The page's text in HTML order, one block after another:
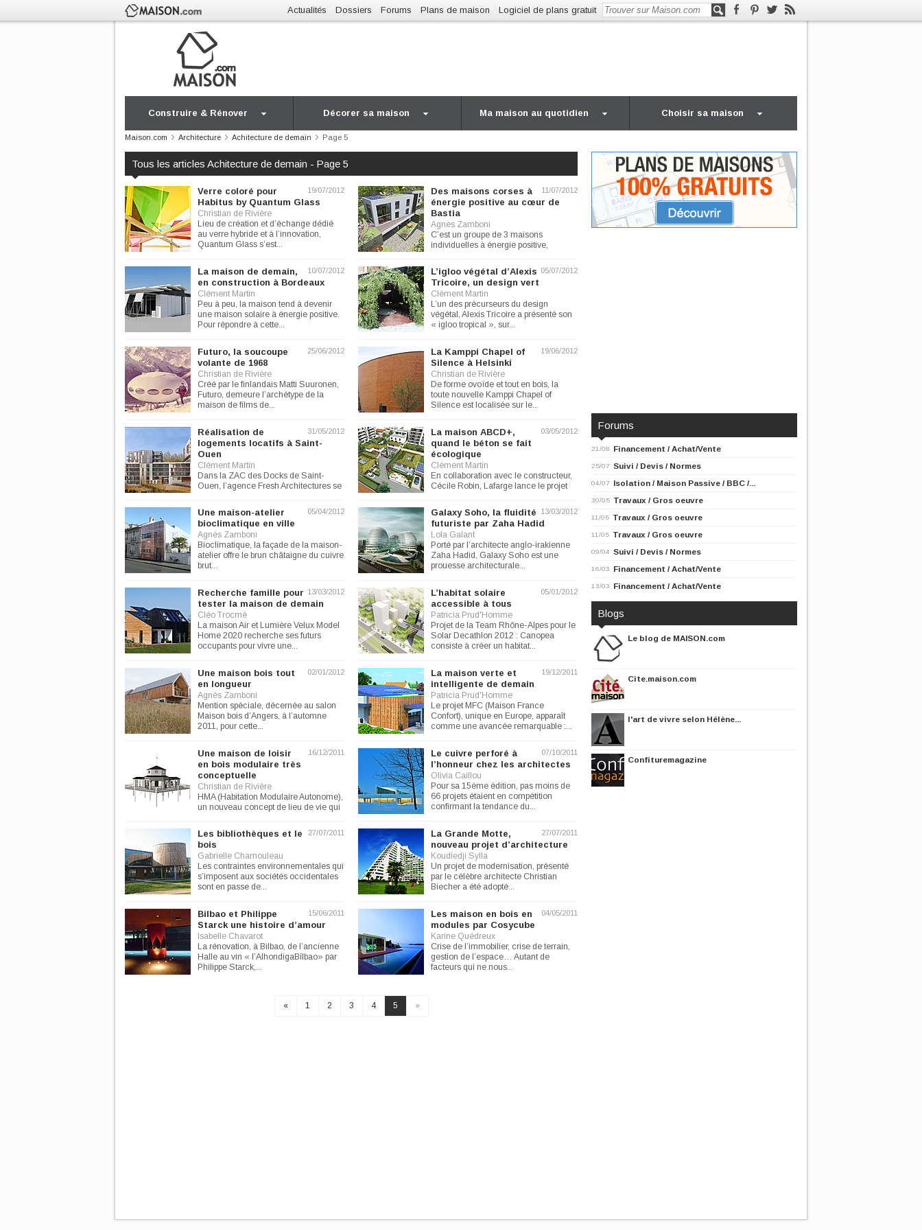
Actualités Dossiers Forums Plans de maison Logiciel de plans gratuit
Construire & Rénover Décorer sa maison Ma maison au quotidien Choisir sa maison
Maison.com Architecture Achitecture de demain Page 5
Tous les articles Achitecture de demain - Page 5
19/07/2012
Verre coloré pour
Habitus by Quantum Glass
Christian de Rivière
Lieu de création et d’échange dédié
au verre hybride et à l’innovation,
Quantum Glass s’est...
11/07/2012
Des maisons corses à
énergie positive au cœur de
Bastia
Agnès Zamboni
C’est un groupe de 3 maisons
individuelles à énergie positive,
10/07/2012
La maison de demain,
en construction à Bordeaux
Clément Martin
Peu à peu, la maison tend à devenir
une maison solaire à énergie positive.
Pour répondre à cette...
05/07/2012
L’igloo végétal d’Alexis
Tricoire, un design vert
Clément Martin
L’un des précurseurs du design
végétal, Alexis Tricoire a présenté son
« igloo tropical », sur...
25/06/2012
Futuro, la soucoupe
volante de 1968
Christian de Rivière
Créé par le finlandais Matti Suuronen,
Futuro, demeure l’archétype de la
maison de films de...
19/06/2012
La Kamppi Chapel of
Silence à Helsinki
Christian de Rivière
De forme ovoïde et tout en bois, la
toute nouvelle Kamppi Chapel of
Silence est localisée sur le...
31/05/2012
Réalisation de
logements locatifs à Saint-
Ouen
Clément Martin
Dans la ZAC des Docks de Saint-
Ouen, l’agence Fresh Architectures se
03/05/2012
La maison ABCD+,
quand le béton se fait
écologique
Clément Martin
En collaboration avec le constructeur,
Cécile Robin, Lafarge lance le projet
05/04/2012
Une maison-atelier
bioclimatique en ville
Agnès Zamboni
Bioclimatique, la façade de la maison-
atelier offre le brun châtaigne du cuivre
brut...
13/03/2012
Galaxy Soho, la fluidité
futuriste par Zaha Hadid
Lola Galant
Porté par l’architecte anglo-irakienne
Zaha Hadid, Galaxy Soho est une
prouesse architecturale...
13/03/2012
Recherche famille pour
tester la maison de demain
Cléo Trocmé
La maison Air et Lumière Velux Model
Home 2020 recherche ses futurs
occupants pour vivre une...
05/01/2012
L’habitat solaire
accessible à tous
Patricia Prud'Homme
Projet de la Team Rhône-Alpes pour le
Solar Decathlon 2012 : Canopea
consiste à créer un habitat...
02/01/2012
Une maison bois tout
en longueur
Agnès Zamboni
Mention spéciale, décernée au salon
Maison bois d’Angers, à l’automne
2011, pour cette...
19/12/2011
La maison verte et
intelligente de demain
Patricia Prud'Homme
Le projet MFC (Maison France
Confort), unique en Europe, apparaît
comme une avancée remarquable :...
16/12/2011
Une maison de loisir
en bois modulaire très
conceptuelle
Christian de Rivière
HMA (Habitation Modulaire Autonome),
un nouveau concept de lieu de vie qui
07/10/2011
Le cuivre perforé à
l’honneur chez les architectes
Olivia Caillou
Pour sa 15ème édition, pas moins de
66 projets étaient en compétition
confirmant la tendance du...
27/07/2011
Les bibliothèques et le
bois
Gabrielle Chamouleau
Les contraintes environnementales qui
s’imposent aux sociétés occidentales
sont en passe de...
27/07/2011
La Grande Motte,
nouveau projet d’architecture
Koudiedji Sylla
Un projet de modernisation, présenté
par le célèbre architecte Christian
Biecher a été adopté...
15/06/2011
Bilbao et Philippe
Starck une histoire d’amour
Isabelle Chavarot
La rénovation, à Bilbao, de l’ancienne
Halle au vin « l’AlhondigaBilbao» par
Philippe Starck,...
04/05/2011
Les maison en bois en
modules par Cosycube
Karine Quédreux
Crise de l’immobilier, crise de terrain,
gestion de l’espace… Autant de
facteurs qui ne nous...
« 1 2 3 4 5 »
Forums
21/08 Financement / Achat/Vente
25/07 Suivi / Devis / Normes
04/07 Isolation / Maison Passive / BBC /...
30/05 Travaux / Gros oeuvre
11/05 Travaux / Gros oeuvre
11/05 Travaux / Gros oeuvre
09/04 Suivi / Devis / Normes
16/03 Financement / Achat/Vente
13/03 Financement / Achat/Vente
Blogs
Le blog de MAISON.com
Cite.maison.com
l'art de vivre selon Hélène...
Confituremagazine